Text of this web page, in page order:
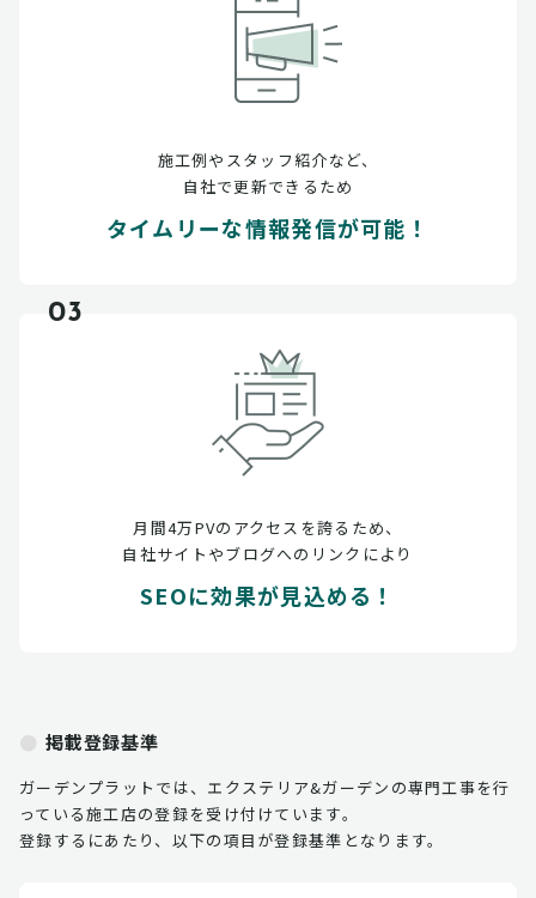
施工例やスタッフ紹介など、
自社で更新できるため
タイムリーな情報発信が可能！
03
月間4万PVのアクセスを誇るため、
自社サイトやブログへのリンクにより
SEOに効果が見込める！
掲載登録基準
ガーデンプラットでは、エクステリア&ガーデンの専門工事を行
っている施工店の登録を受け付けています。
登録するにあたり、以下の項目が登録基準となります。